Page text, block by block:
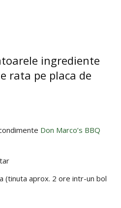
ingrediente
rata pe placa de
Don Marco’s BBQ
(tinuta aprox. 2 ore intr-un bol